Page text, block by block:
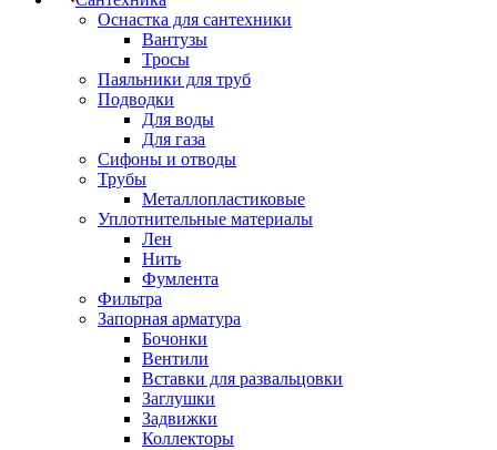
Оснастка для сантехники
Вантузы
Тросы
Паяльники для труб
Подводки
Для воды
Для газа
Сифоны и отводы
Трубы
Металлопластиковые
Уплотнительные материалы
Лен
Нить
Фумлента
Фильтра
Запорная арматура
Бочонки
Вентили
Вставки для развальцовки
Заглушки
Задвижки
Коллекторы